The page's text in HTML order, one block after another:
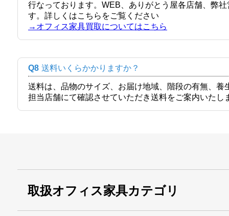
行なっております。WEB、ありがとう屋各店舗、弊
す。詳しくはこちらをご覧ください
→オフィス家具買取についてはこちら
Q8 送料いくらかかりますか？
送料は、品物のサイズ、お届け地域、階段の有無、
担当店舗にて確認させていただき送料をご案内いたし
取扱オフィス家具カテゴリ